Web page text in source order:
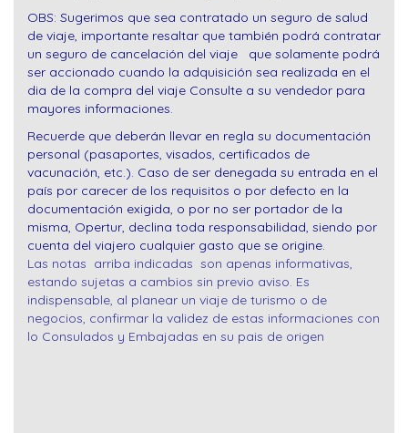
OBS: Sugerimos que sea contratado un seguro de salud
de viaje, importante resaltar que también podrá contratar
un seguro de cancelación del viaje que solamente podrá
ser accionado cuando la adquisición sea realizada en el
dia de la compra del viaje Consulte a su vendedor para
mayores informaciones.
Recuerde que deberán llevar en regla su documentación
personal (pasaportes, visados, certificados de
vacunación, etc.). Caso de ser denegada su entrada en el
país por carecer de los requisitos o por defecto en la
documentación exigida, o por no ser portador de la
misma, Opertur, declina toda responsabilidad, siendo por
cuenta del viajero cualquier gasto que se origine.
Las notas arriba indicadas son apenas informativas,
estando sujetas a cambios sin previo aviso. Es
indispensable, al planear un viaje de turismo o de
negocios, confirmar la validez de estas informaciones con
lo Consulados y Embajadas en su pais de origen